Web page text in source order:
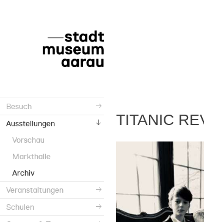
Besuch
Ausstellungen
Vorschau
Markthalle
Archiv
Veranstaltungen
Schulen
TITANIC